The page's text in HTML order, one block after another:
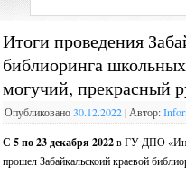
Итоги проведения
библиоринга
могучий, прекрасный
Опубликовано30.12.2022| Автор:
С 5 по 23 декабря 2022в ГУ ДПО
прошел Забайкальскоий краевой